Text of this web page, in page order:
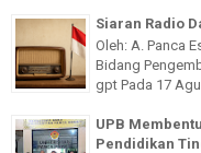
Siaran Radio
Oleh: A. Panca
Bidang
gpt Pada 17
UPB
Pendidikan